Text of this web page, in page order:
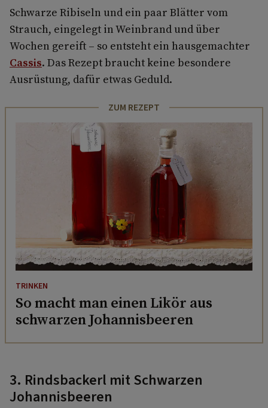
Schwarze Ribiseln und ein paar Blätter vom
Strauch, eingelegt in Weinbrand und über
Wochen gereift – so entsteht ein hausgemachter
Cassis. Das Rezept braucht keine besondere
Ausrüstung, dafür etwas Geduld.
ZUM REZEPT
TRINKEN
So macht man einen Likör aus
schwarzen Johannisbeeren
3. Rindsbackerl mit Schwarzen
Johannisbeeren